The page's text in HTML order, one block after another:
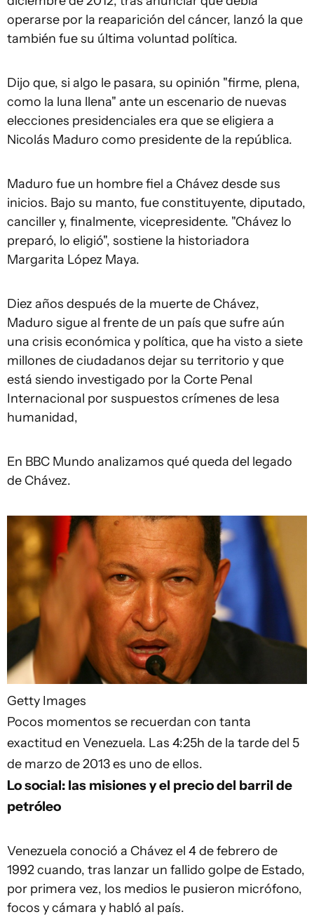
operarse por la reaparición del cáncer, lanzó la que
también fue su última voluntad política.
Dijo que, si algo le pasara, su opinión "firme, plena,
como la luna llena" ante un escenario de nuevas
elecciones presidenciales era que se eligiera a
Nicolás Maduro como presidente de la república.
Maduro fue un hombre fiel a Chávez desde sus
inicios. Bajo su manto, fue constituyente, diputado,
canciller y, finalmente, vicepresidente. "Chávez lo
preparó, lo eligió", sostiene la historiadora
Margarita López Maya.
Diez años después de la muerte de Chávez,
Maduro sigue al frente de un país que sufre aún
una crisis económica y política, que ha visto a siete
millones de ciudadanos dejar su territorio y que
está siendo investigado por la Corte Penal
Internacional por suspuestos crímenes de lesa
humanidad,
En BBC Mundo analizamos qué queda del legado
de Chávez.
Getty Images
Pocos momentos se recuerdan con tanta
exactitud en Venezuela. Las 4:25h de la tarde del 5
de marzo de 2013 es uno de ellos.
Lo social: las misiones y el precio del barril de
petróleo
Venezuela conoció a Chávez el 4 de febrero de
1992 cuando, tras lanzar un fallido golpe de Estado,
por primera vez, los medios le pusieron micrófono,
focos y cámara y habló al país.